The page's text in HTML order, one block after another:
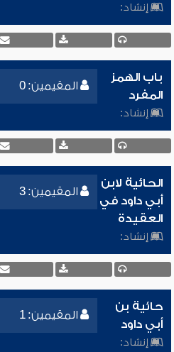
إنشاد:
المقيمين: 0
باب الهمز
المفرد
إنشاد:
المقيمين: 3
الحائية لابن
أبي داود في
العقيدة
إنشاد:
المقيمين: 1
حائية بن
أبي داود
إنشاد: